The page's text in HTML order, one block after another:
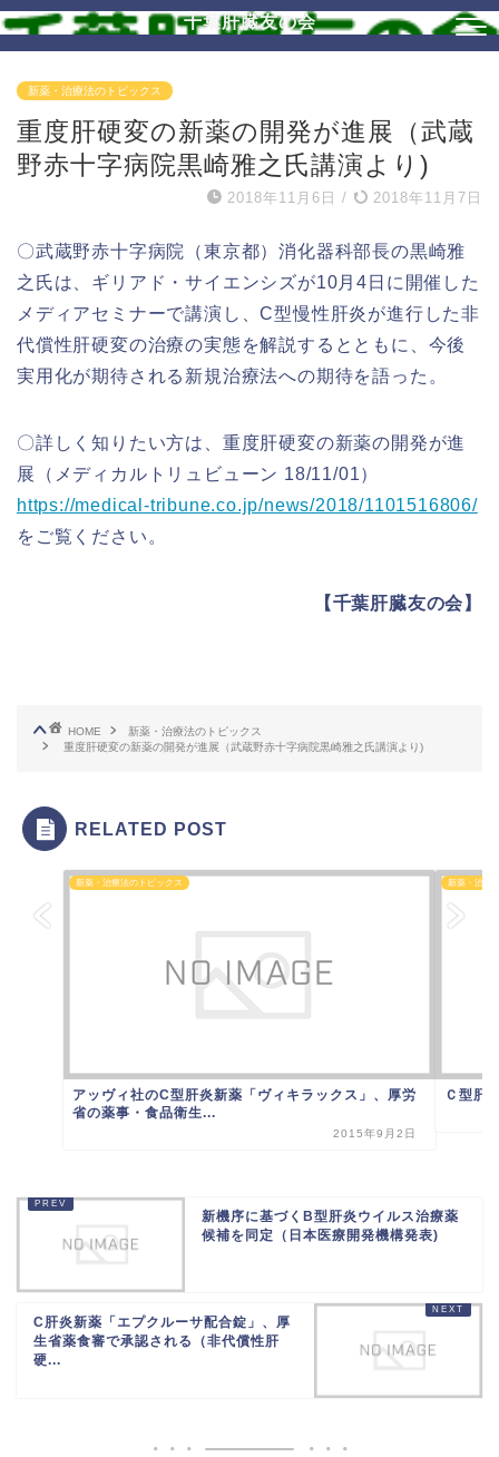
千葉肝臓友の会
新薬・治療法のトピックス
重度肝硬変の新薬の開発が進展（武蔵
野赤十字病院黒崎雅之氏講演より)
2018年11月6日 / 2018年11月7日
〇武蔵野赤十字病院（東京都）消化器科部長の黒崎雅
之氏は、ギリアド・サイエンシズが10月4日に開催した
メディアセミナーで講演し、C型慢性肝炎が進行した非
代償性肝硬変の治療の実態を解説するとともに、今後
実用化が期待される新規治療法への期待を語った。
〇詳しく知りたい方は、重度肝硬変の新薬の開発が進
展（メディカルトリュビューン 18/11/01）
https://medical-tribune.co.jp/news/2018/1101516806/
をご覧ください。
【千葉肝臓友の会】
HOME
新薬・治療法のトピックス
重度肝硬変の新薬の開発が進展（武蔵野赤十字病院黒崎雅之氏講演より)
RELATED POST
新薬・治療法のトピックス
アッヴィ社のC型肝炎新薬「ヴィキラックス」、厚労
省の薬事・食品衛生...
2015年9月2日
新薬・治療
Ｃ型肝
新機序に基づくB型肝炎ウイルス治療薬
候補を同定（日本医療開発機構発表)
C肝炎新薬「エプクルーサ配合錠」、厚
生省薬食審で承認される（非代償性肝
硬...